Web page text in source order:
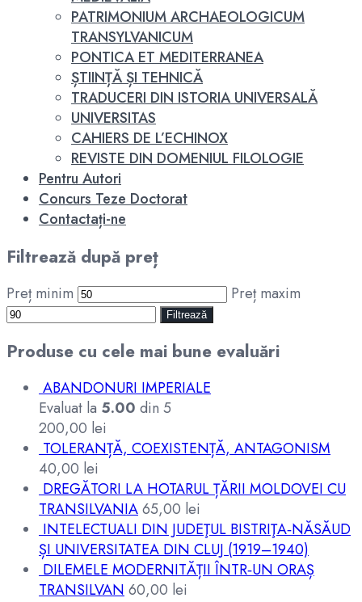
PATRIMONIUM ARCHAEOLOGICUM
TRANSYLVANICUM
PONTICA ET MEDITERRANEA
ȘTIINȚĂ ȘI TEHNICĂ
TRADUCERI DIN ISTORIA UNIVERSALĂ
UNIVERSITAS
CAHIERS DE L’ECHINOX
REVISTE DIN DOMENIUL FILOLOGIE
Pentru Autori
Concurs Teze Doctorat
Contactați-ne
Filtrează după preț
Preț minim Preț maxim
Filtrează
Produse cu cele mai bune evaluări
ABANDONURI IMPERIALE
Evaluat la 5.00 din 5
200,00 lei
TOLERANȚĂ, COEXISTENȚĂ, ANTAGONISM
40,00 lei
DREGĂTORI LA HOTARUL ȚĂRII MOLDOVEI CU
TRANSILVANIA65,00 lei
INTELECTUALI DIN JUDEŢUL BISTRIŢA‑NĂSĂUD
ȘI UNIVERSITATEA DIN CLUJ (1919–1940)
DILEMELE MODERNITĂȚII ÎNTR‑UN ORAȘ
TRANSILVAN 60,00 lei